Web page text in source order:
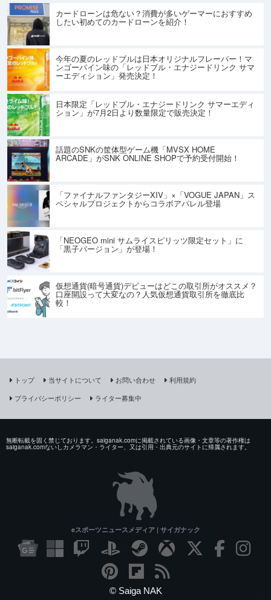
カードローンは危ない？消費が多いゲーマーにおすすめ
したい初めてのカードローンを紹介！
今年の夏のレッドブルは日本オリジナルフレーバー！マ
ンゴーパイン味の「レッドブル・エナジードリンク サマ
ーエディション」発売決定！
日本限定「レッドブル・エナジードリンク サマーエディ
ション」が7月2日より数量限定で販売決定！
話題のSNKの筐体型ゲーム機「MVSX HOME
ARCADE」がSNK ONLINE SHOPで予約受付開始！
「ファイナルファンタジーXIV」×「VOGUE JAPAN」ス
ペシャルプロジェクトからコラボアパレル登場
「NEOGEO mini サムライスピリッツ限定セット」に
「黒子バージョン」が登場！
仮想通貨(暗号通貨)デビューはどこの取引所がオススメ？
口座開設って大変なの？人気仮想通貨取引所を徹底比
較！
トップ 当サイトについて お問い合わせ
利用規約
プライバシーポリシー
ライター募集中
無断転載を固く禁じております。saiganak.comに掲載されている画像・文章等の著作権は
saiganak.comないしカメラマン・ライター、又は引用・出典元のサイトに帰属されます。
eスポーツニュースメディア | サイガナック
© Saiga NAK